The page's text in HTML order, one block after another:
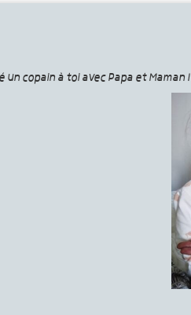
un copain à toi avec Papa et Maman !